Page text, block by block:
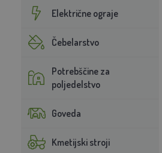
Električne ograje
Čebelarstvo
Potrebščine za
poljedelstvo
Goveda
Kmetijski stroji